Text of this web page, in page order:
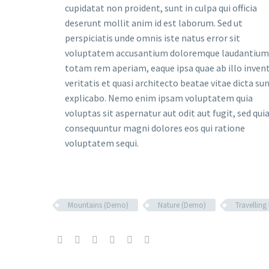
cupidatat non proident, sunt in culpa qui officia
deserunt mollit anim id est laborum. Sed ut
perspiciatis unde omnis iste natus error sit
voluptatem accusantium doloremque
totam rem aperiam, eaque ipsa quae ab illo
veritatis et quasi architecto beatae vitae dicta
explicabo. Nemo enim ipsam voluptatem quia
voluptas sit aspernatur aut odit aut fugit, sed quia
consequuntur magni dolores eos qui ratione
voluptatem sequi.
Mountains (Demo) Nature (Demo) Travelling